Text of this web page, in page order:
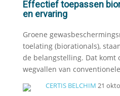
Effectief toepassen
en ervaring
Groene
toelating (biorationals),
de belangstelling. Dat komt
wegvallen van
CERTIS BELCHIM 21